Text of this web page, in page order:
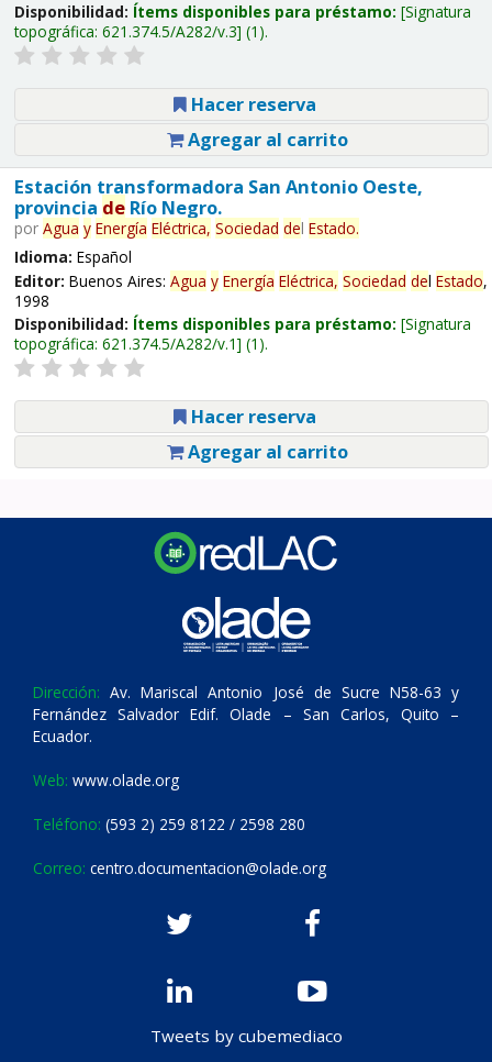
Disponibilidad: Ítems disponibles para préstamo: Signatura
topográfica: 621.374.5/A282/v.3 (1).
Hacer reserva
Agregar al carrito
Estación transformadora San Antonio Oeste,
provincia deRío Negro.
por Agua y Energía Eléctrica, Sociedad del Estado.
Idioma: Español
Editor: Buenos Aires: Agua y Energía Eléctrica, Sociedad del Estado,
1998
Disponibilidad: Ítems disponibles para préstamo: Signatura
topográfica: 621.374.5/A282/v.1 (1).
Hacer reserva
Agregar al carrito
Dirección: Av. Mariscal Antonio José de Sucre N58-63 y
Fernández Salvador Edif. Olade – San Carlos, Quito –
Ecuador.
Web: www.olade.org
Teléfono: (593 2) 259 8122 / 2598 280
Correo: centro.documentacion@olade.org
Tweets by cubemediaco